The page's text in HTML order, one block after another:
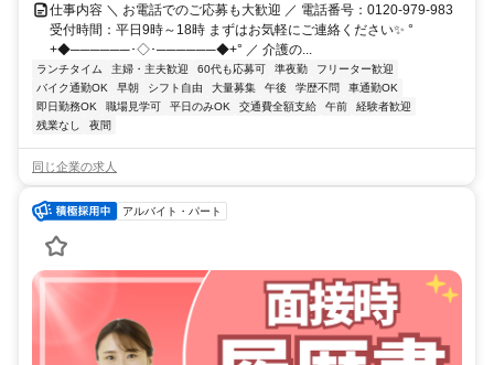
仕事内容 ＼ お電話でのご応募も大歓迎 ／ 電話番号：0120-979-983
受付時間：平日9時～18時 まずはお気軽にご連絡ください✨ °
+◆──────･◇･──────◆+° ／ 介護の...
ランチタイム 主婦・主夫歓迎 60代も応募可 準夜勤
フリーター歓迎
バイク通勤OK
早朝 シフト自由 大量募集 午後 学歴不問
車通勤OK
即日勤務OK
職場見学可 平日のみOK 交通費全額支給 午前
経験者歓迎
残業なし
夜間
同じ企業の求人
アルバイト・パート